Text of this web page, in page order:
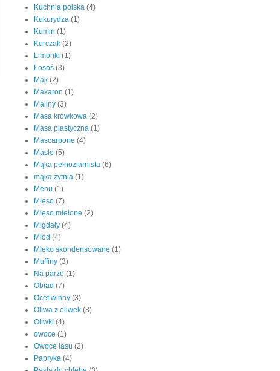
Kuchnia polska (4)
Kukurydza (1)
Kumin (1)
Kurczak (2)
Limonki (1)
Łosoś (3)
Mak (2)
Makaron (1)
Maliny (3)
Masa krówkowa (2)
Masa plastyczna (1)
Mascarpone (4)
Masło (5)
Mąka pełnoziarnista (6)
mąka żytnia (1)
Menu (1)
Mięso (7)
Mięso mielone (2)
Migdały (4)
Miód (4)
Mleko skondensowane (1)
Muffiny (3)
Na parze (1)
Obiad (7)
Ocet winny (3)
Oliwa z oliwek (8)
Oliwki (4)
owoce (1)
Owoce lasu (2)
Papryka (4)